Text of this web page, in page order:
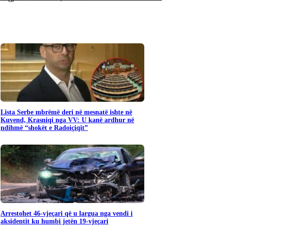
​Lista Serbe mbrëmë deri në mesnatë ishte në
Kuvend, Krasniqi nga VV: U kanë ardhur në
ndihmë “shokët e Radoiçiqit”
Arrestohet 46-vjeçari që u largua nga vendi i
aksidentit ku humbi jetën 19-vjeçari